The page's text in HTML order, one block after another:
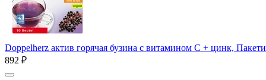
Doppelherz актив горячая бузина с витамином С + цинк,
892 ₽